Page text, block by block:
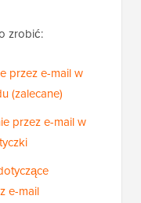
zrobić:
przez e-mail w
(zalecane)
przez e-mail w
e-mail